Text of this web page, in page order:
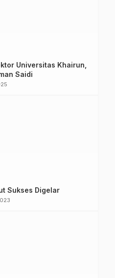
Universitas Khairun,
Saidi
Sukses Digelar